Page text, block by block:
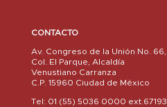
CONTACTO
Av. Congreso de la Unión No. 66,
Col. El Parque, Alcaldía
Venustiano Carranza
C.P. 15960 Ciudad de México
Tel: 01 (55) 5036 0000 ext.67193